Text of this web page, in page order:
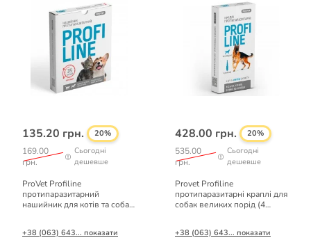
135.20 грн. 20%
169.00
грн.
Сьогодні
дешевше
ProVet Profiline
протипаразитарний
нашийник для котів та собак
+38 (063) 643... показати
428.00 грн. 20%
535.00
грн.
Сьогодні
дешевше
Provet Profiline
протипаразитарні краплі для
собак великих порід (4
+38 (063) 643... показати